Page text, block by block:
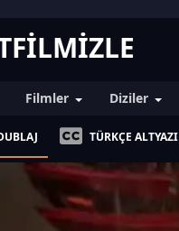
Filmler Diziler
TÜRKÇE ALTYAZI